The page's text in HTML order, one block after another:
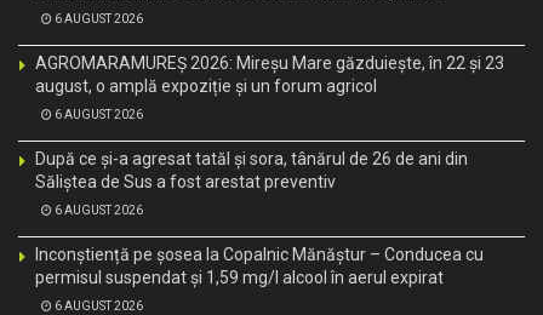
6 AUGUST 2026
AGROMARAMUREȘ 2026: Mireșu Mare găzduiește, în 22 și 23
august, o amplă expoziție și un forum agricol
6 AUGUST 2026
După ce și-a agresat tatăl și sora, tânărul de 26 de ani din
Săliștea de Sus a fost arestat preventiv
6 AUGUST 2026
Inconștiență pe șosea la Copalnic Mănăștur – Conducea cu
permisul suspendat și 1,59 mg/l alcool în aerul expirat
6 AUGUST 2026